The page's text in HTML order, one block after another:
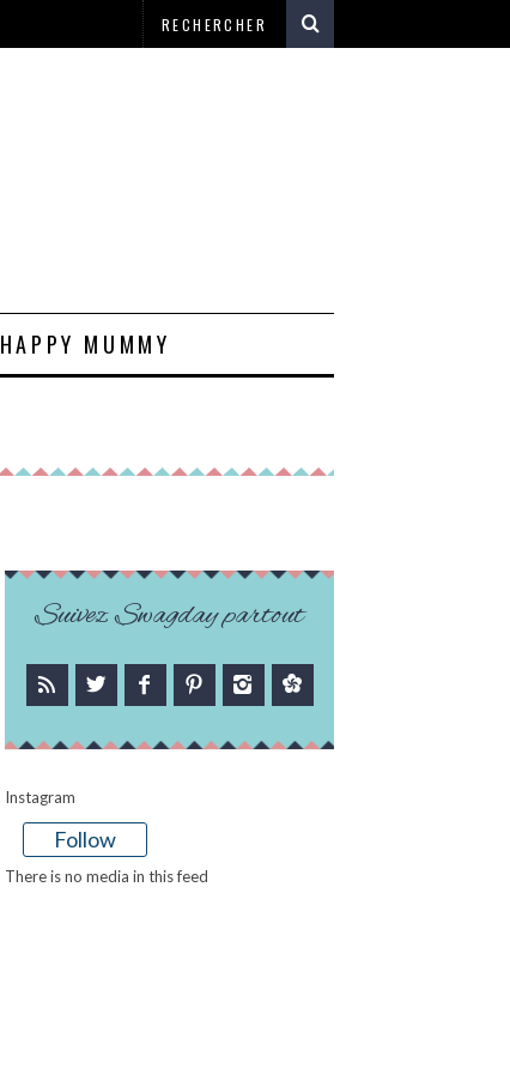
HAPPY MUMMY
Suivez Swagday partout
Instagram
Follow
There is no media in this feed